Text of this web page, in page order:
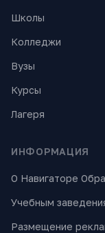
Школы
Колледжи
Вузы
Курсы
Лагеря
ИНФОРМАЦИЯ
О Навигаторе
Учебным
Размещение